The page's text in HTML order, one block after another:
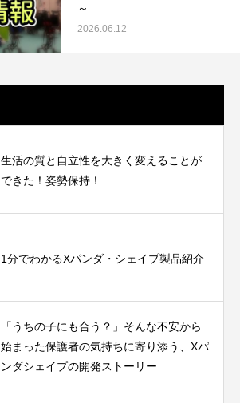
～
2026.06.12
生活の質と自立性を大きく変えることが
できた！姿勢保持！
1分でわかるXパンダ・シェイプ製品紹介
「うちの子にも合う？」そんな不安から
始まった保護者の気持ちに寄り添う、Xパ
ンダシェイプの開発ストーリー